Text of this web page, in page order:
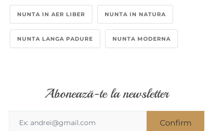
NUNTA IN AER LIBER NUNTA IN NATURA
NUNTA LANGA PADURE NUNTA MODERNA
Abonează-te la newsletter